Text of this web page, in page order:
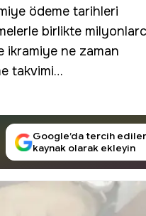
ödeme tarihleri
birlikte
ikramiye ne zaman
takvimi…
Google’da tercih
kaynak olarak ekleyin